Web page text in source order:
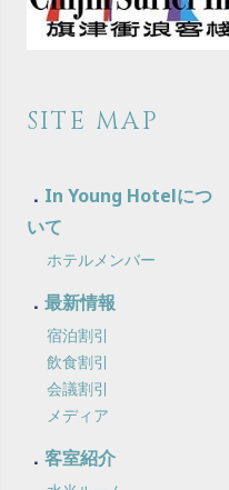
SITE MAP
In Young Hotelにつ
いて
ホテルメンバー
最新情報
宿泊割引
飲食割引
会議割引
メディア
客室紹介